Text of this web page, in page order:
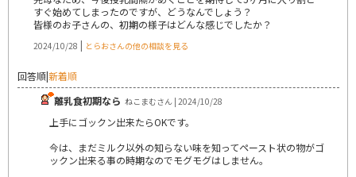
すぐ始めてしまったのですが、どうなんでしょう？
皆様のお子さんの、初期の様子はどんな感じでしたか？
2024/10/28 | とらおさんの他の相談を見る
回答順|新着順
離乳食初期なら ねこまむさん | 2024/10/28
上手にゴックン出来たらOKです。
今は、まだミルク以外の知らない味を知ってペースト状の物がゴ
ックン出来る事の時期なのでモグモグはしません。